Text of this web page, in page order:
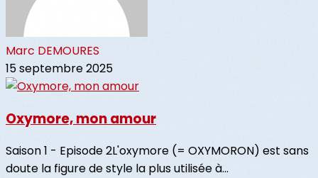
Marc DEMOURES
15 septembre 2025
Oxymore, mon amour
Saison 1 - Episode 2L'oxymore (= OXYMORON) est sans
doute la figure de style la plus utilisée à...